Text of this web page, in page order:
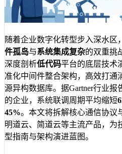
随着企业数字化转型步入深水区
件孤岛与系统集成复杂的双重挑
深度剖析低代码平台的底层技术
准化中间件整合架构，高效打通
源异构数据库。据Gartner行业
的企业，系统联调周期平均缩短
45%。本文将拆解核心通信协议
明道云、简道云等主流产品，为
型指南与架构演进蓝图。